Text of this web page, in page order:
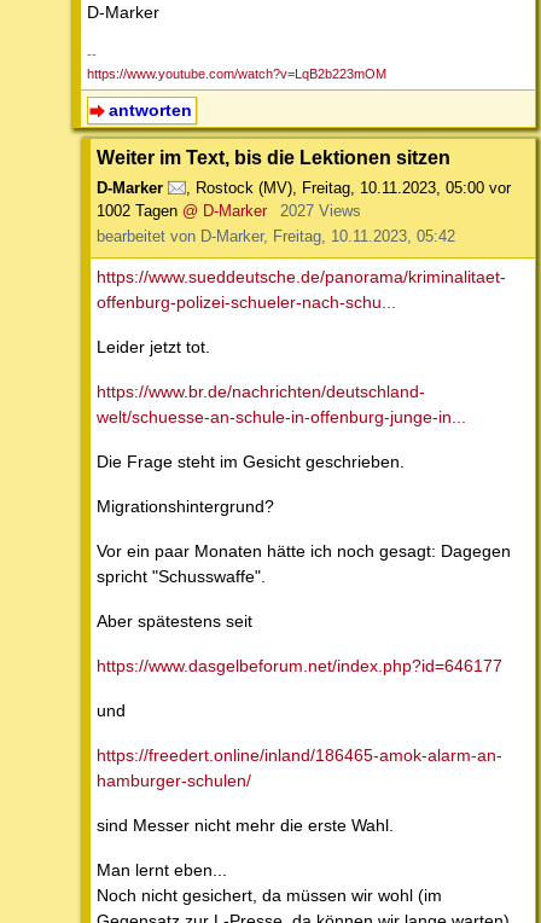
D-Marker
--
https://www.youtube.com/watch?v=LqB2b223mOM
antworten
Weiter im Text, bis die Lektionen sitzen
D-Marker , Rostock (MV), Freitag, 10.11.2023, 05:00 vor
1002 Tagen @ D-Marker
2027 Views
bearbeitet von D-Marker, Freitag, 10.11.2023, 05:42
https://www.sueddeutsche.de/panorama/kriminalitaet-
offenburg-polizei-schueler-nach-schu...
Leider jetzt tot.
https://www.br.de/nachrichten/deutschland-
welt/schuesse-an-schule-in-offenburg-junge-in...
Die Frage steht im Gesicht geschrieben.
Migrationshintergrund?
Vor ein paar Monaten hätte ich noch gesagt: Dagegen
spricht "Schusswaffe".
Aber spätestens seit
https://www.dasgelbeforum.net/index.php?id=646177
und
https://freedert.online/inland/186465-amok-alarm-an-
hamburger-schulen/
sind Messer nicht mehr die erste Wahl.
Man lernt eben...
Noch nicht gesichert, da müssen wir wohl (im